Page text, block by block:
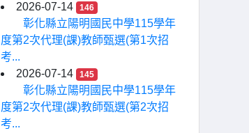
2026-07-14
146
彰化縣立陽明國民中學115學年
度第2次代理(課)教師甄選(第1次招
考...
2026-07-14
145
彰化縣立陽明國民中學115學年
度第2次代理(課)教師甄選(第2次招
考...